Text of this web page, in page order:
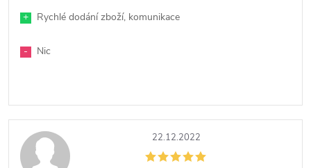
+ Rychlé dodání zboží, komunikace
- Nic
22.12.2022